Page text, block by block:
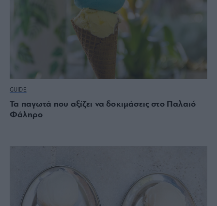
GUIDE
Τα παγωτά που αξίζει να δοκιμάσεις στο Παλαιό
Φάληρο